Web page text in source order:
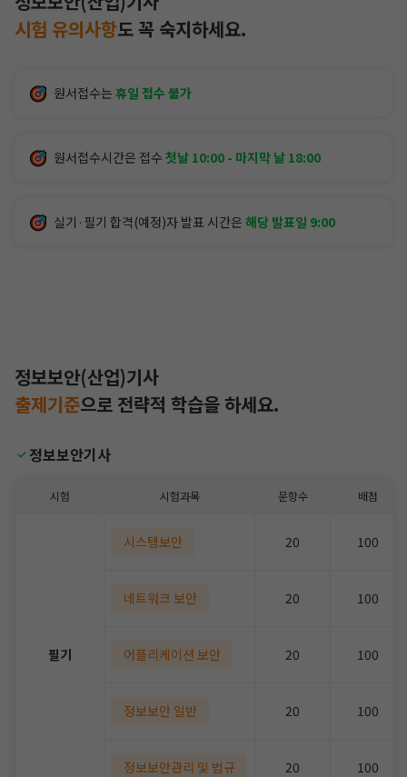
시험 유의사항도꼭 숙지하세요.
원서접수는 휴일 접수 불가
원서접수시간은 접수 첫날 10:00 - 마지막 날 18:00
실기·필기 합격(예정)자 발표 시간은 해당 발표일 9:00
정보보안(산업)기사
출제기준으로 전략적 학습을 하세요.
정보보안기사
시험 시험과목 문항수 배점
필기
시스템보안 20 100
네트워크 보안 20 100
어플리케이션 보안 20 100
정보보안 일반 20 100
정보보안관리 및 법규 20 100